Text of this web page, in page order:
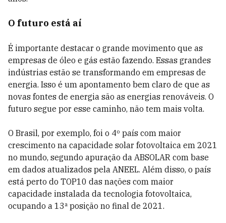
O futuro está aí
É importante destacar o grande movimento que as
empresas de óleo e gás estão fazendo. Essas grandes
indústrias estão se transformando em empresas de
energia. Isso é um apontamento bem claro de que as
novas fontes de energia são as energias renováveis. O
futuro segue por esse caminho, não tem mais volta.
O Brasil, por exemplo, foi o 4º país com maior
crescimento na capacidade solar fotovoltaica em 2021
no mundo, segundo apuração da ABSOLAR com base
em dados atualizados pela ANEEL. Além disso, o país
está perto do TOP10 das nações com maior
capacidade instalada da tecnologia fotovoltaica,
ocupando a 13ª posição no final de 2021.